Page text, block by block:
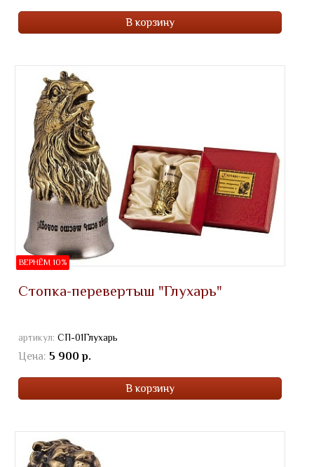
В корзину
ВЕРНЁМ 10%
Стопка-перевертыш "Глухарь"
артикул: СП-01Глухарь
Цена: 5 900 р.
В корзину